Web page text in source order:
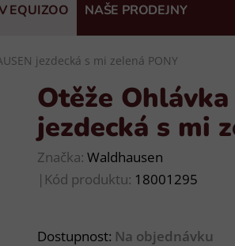
EQUIZOO NAŠE PRODEJNY
jezdecká s mi zelená PONY
Otěže
jezdecká s mi
Značka: Waldhausen
| Kód produktu: 18001295
Dostupnost: Na objednávku